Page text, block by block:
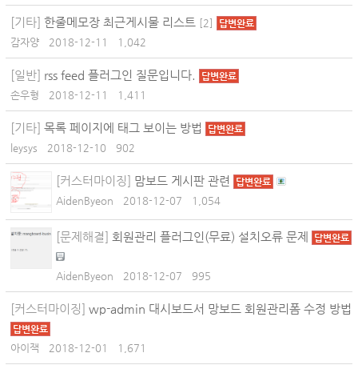
[기타] 한줄메모장 최근게시물 리스트 [2] 답변완료
감자양 2018-12-11 1,042
[일반] rss feed 플러그인 질문입니다. 답변완료
손우형 2018-12-11 1,411
[기타] 목록 페이지에 태그 보이는 방법 답변완료
leysys 2018-12-10 902
[커스터마이징] 맘보드 게시판 관련 답변완료
AidenByeon 2018-12-07 1,054
[문제해결] 회원관리 플러그인(무료) 설치오류 문제 답변완료
AidenByeon 2018-12-07 995
[커스터마이징] wp-admin 대시보드서 망보드 회원관리폼 수정 방법
답변완료
아이잭 2018-12-01 1,671